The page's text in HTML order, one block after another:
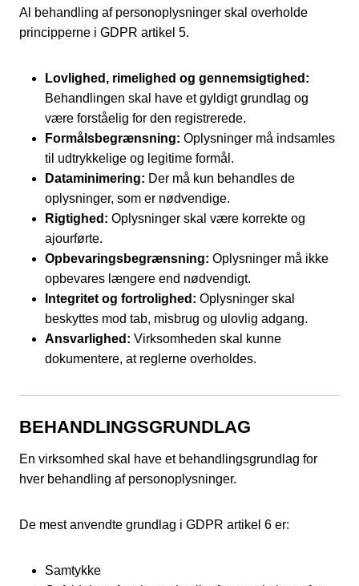
Al behandling af personoplysninger skal overholde
principperne i GDPR artikel 5.
Lovlighed, rimelighed og gennemsigtighed:
Behandlingen skal have et gyldigt grundlag og
være forståelig for den registrerede.
Formålsbegrænsning: Oplysninger må indsamles
til udtrykkelige og legitime formål.
Dataminimering: Der må kun behandles de
oplysninger, som er nødvendige.
Rigtighed: Oplysninger skal være korrekte og
ajourførte.
Opbevaringsbegrænsning: Oplysninger må ikke
opbevares længere end nødvendigt.
Integritet og fortrolighed: Oplysninger skal
beskyttes mod tab, misbrug og ulovlig adgang.
Ansvarlighed: Virksomheden skal kunne
dokumentere, at reglerne overholdes.
BEHANDLINGSGRUNDLAG
En virksomhed skal have et behandlingsgrundlag for
hver behandling af personoplysninger.
De mest anvendte grundlag i GDPR artikel 6 er:
Samtykke